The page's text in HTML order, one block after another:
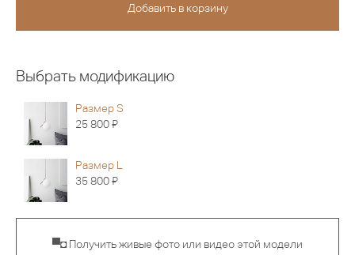
Выбрать модификацию
Размер S
25 800Я
Размер L
35 800Я
▀◘ Получить живые фото или видео этой модели